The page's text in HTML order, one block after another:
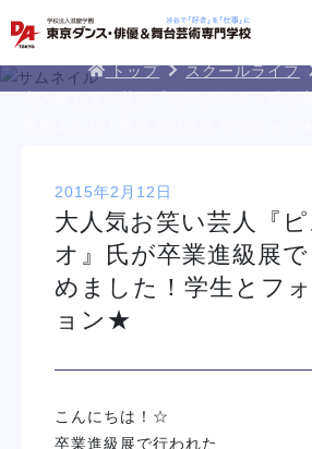
学科・専攻 資料請求
DA TOKYOブ
トップ スクールライフ
大人気お笑い芸人『ピスタチオ』氏が
2015年2月12日
大人気お笑い芸人『
オ』氏が卒業進級展
めました！学生とフ
ョン★
こんにちは！☆
卒業進級展で行われた
HIPHOPダンスリレー
鹿島 良太氏によるミュージ